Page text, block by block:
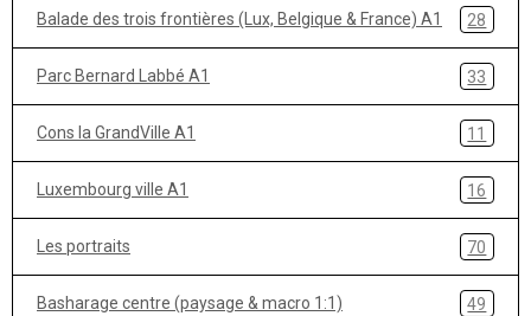
Balade des trois frontières (Lux, Belgique & France) A1 28
Parc Bernard Labbé A1 33
Cons la GrandVille A1 11
Luxembourg ville A1 16
Les portraits 70
Basharage centre (paysage & macro 1:1) 49